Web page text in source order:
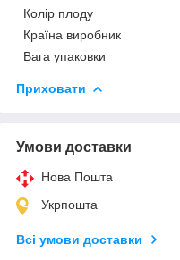
Колір плоду
Країна виробник
Вага упаковки
Приховати
Умови доставки
Нова Пошта
Укрпошта
Всі умови доставки